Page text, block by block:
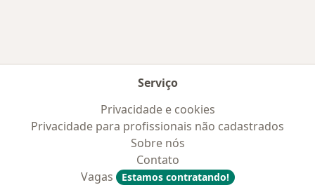
Serviço
Privacidade e cookies
Privacidade para profissionais não cadastrados
Sobre nós
Contato
Vagas
Estamos contratando!